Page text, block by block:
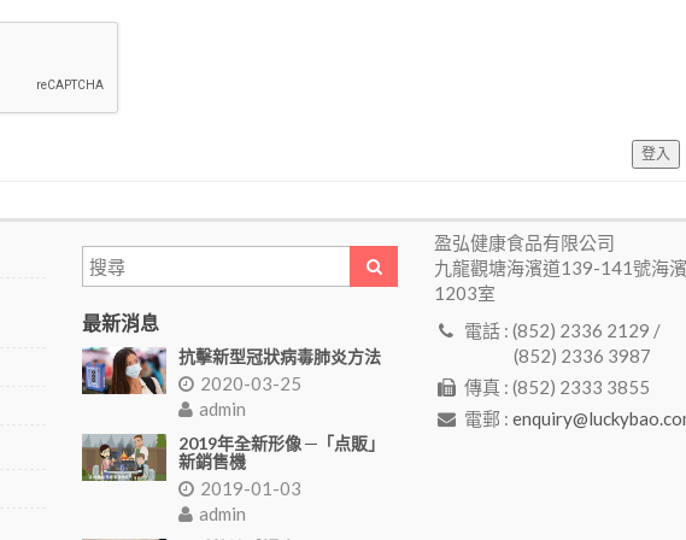
登入
最新消息
抗擊新型冠狀病毒肺炎方法
2020-03-25
admin
2019年全新形像 ─「点販」
新銷售機
2019-01-03
admin
盈弘健康食品有限公司
九龍觀塘海濱道139-141號海
1203室
電話 : (852) 2336 2129 /
(852) 2336 3987
傳真 : (852) 2333 3855
電郵 :